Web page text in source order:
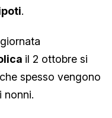
.
il 2 ottobre si
che spesso vengono
nonni.